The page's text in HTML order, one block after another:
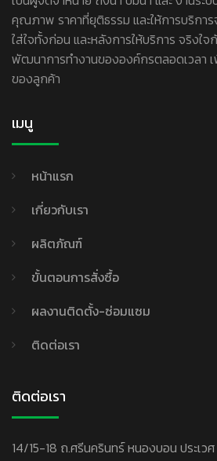
คุณภาพ ราคาที่ยุติธรรม และให้การบริกา
ใส่ใจทั้งก่อน และหลังการให้บริการ จริงใ
พัฒนาการทำงานขององค์กรตลอดเวลา
ของลูกค้า
เมนู
หน้าแรก
เกี่ยวกับเรา
ผลิตภัณฑ์
ขั้นตอนการสั่งซื้อ
ผลงานติดตั้ง-ซ่อมแซม
ติดต่อเรา
ติดต่อเรา
14/15-18 ถ.ศรีนครินทร์ หนองบอน ประเว